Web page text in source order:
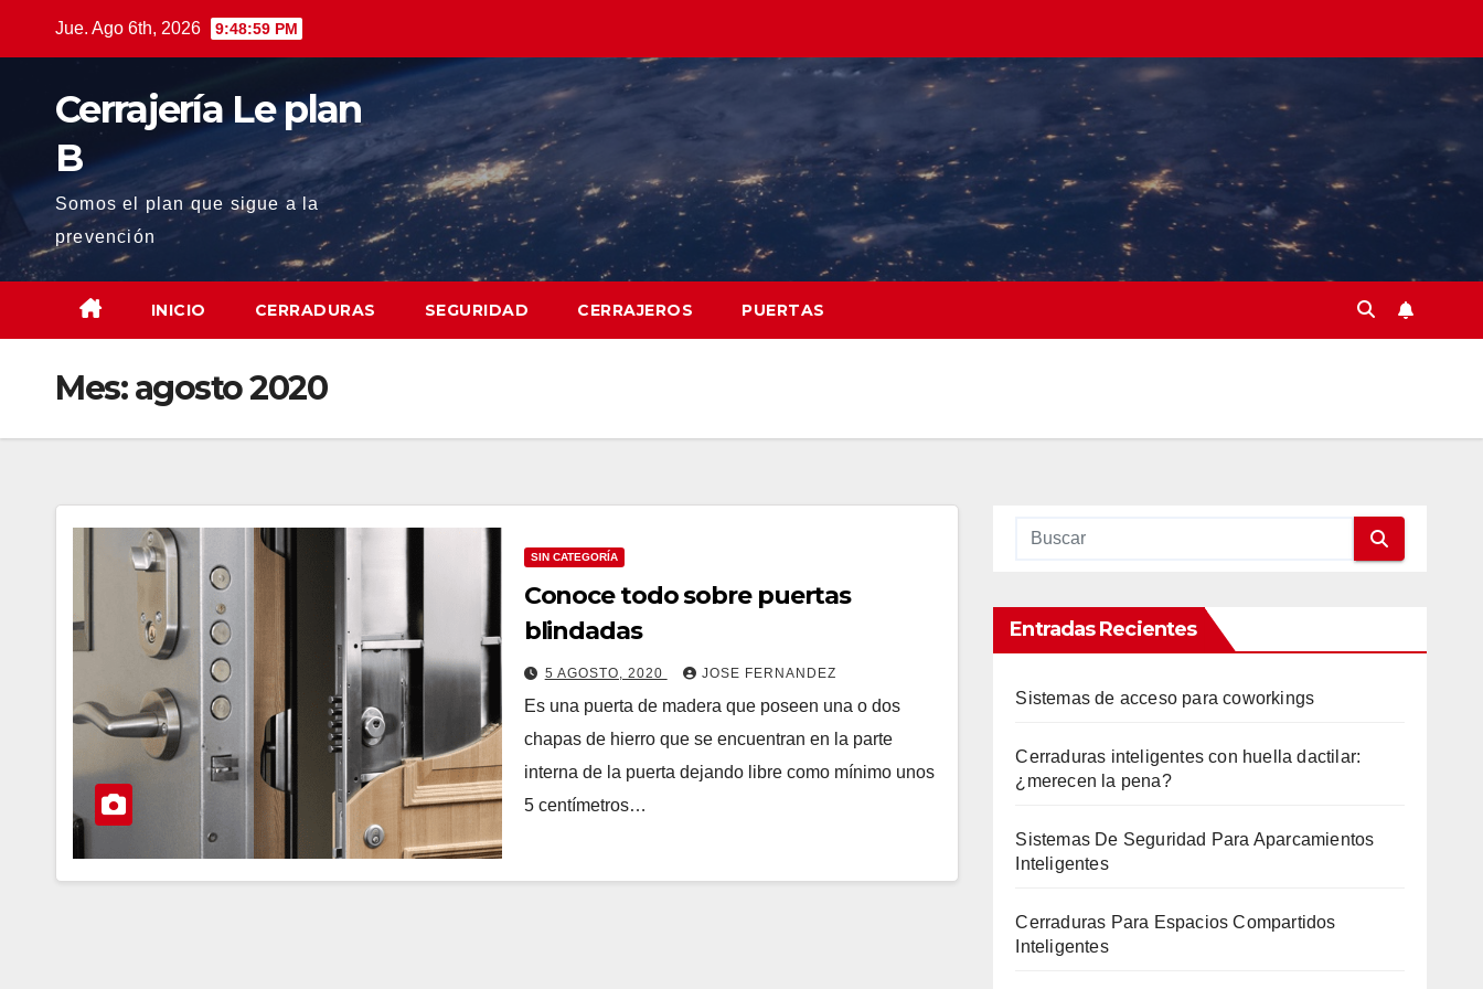
Jue. Ago 6th, 2026 9:49:00 PM
Cerrajería Le plan
B
Somos el plan que sigue a la
prevención
INICIO CERRADURAS SEGURIDAD CERRAJEROS PUERTAS
Mes:agosto 2020
SIN CATEGORÍA
Conoce todo sobre puertas
blindadas
5 AGOSTO, 2020 JOSE FERNANDEZ
Es una puerta de madera que poseen una o dos
chapas de hierro que se encuentran en la parte
interna de la puerta dejando libre como mínimo unos
5 centímetros…
Entradas Recientes
Sistemas de acceso para coworkings
Cerraduras inteligentes con huella dactilar:
¿merecen la pena?
Sistemas De Seguridad Para Aparcamientos
Inteligentes
Cerraduras Para Espacios Compartidos
Inteligentes